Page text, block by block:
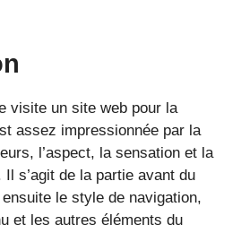
visite un site web pour la
assez impressionnée par la
l’aspect, la sensation et la
s’agit de la partie avant du
le style de navigation,
et les autres éléments du